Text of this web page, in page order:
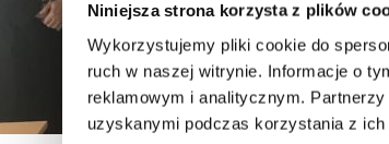
Niniejsza strona korzysta z plików
Wykorzystujemy pliki cookie do
ruch w naszej witrynie. Informacje o
reklamowym i analitycznym.
uzyskanymi podczas korzystania z ich